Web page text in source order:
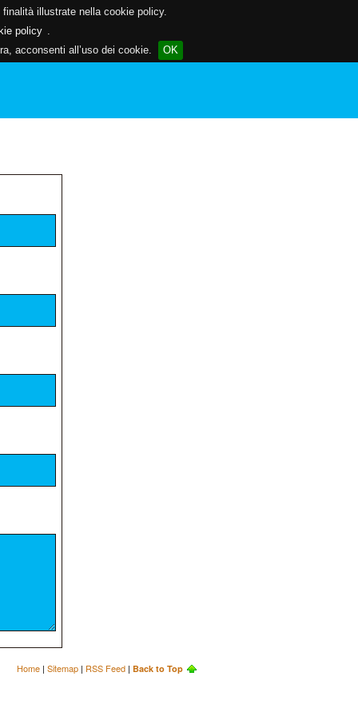
illustrate nella cookie policy.
policy .
acconsenti all’uso dei cookie.
OK
Home | Sitemap | RSS Feed | Back to Top